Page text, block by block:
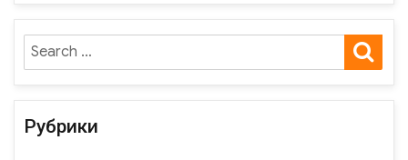
o
o
as
m
а
в
Search
for:
Рубрики